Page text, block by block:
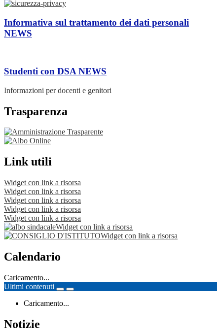
Informativa sul trattamento dei dati personali
NEWS
Studenti con DSA NEWS
Informazioni per docenti e genitori
Trasparenza
Link utili
Widget con link a risorsa
Widget con link a risorsa
Widget con link a risorsa
Widget con link a risorsa
Widget con link a risorsa
Widget con link a risorsa
Widget con link a risorsa
Calendario
Caricamento...
Ultimi contenuti
Caricamento...
Notizie